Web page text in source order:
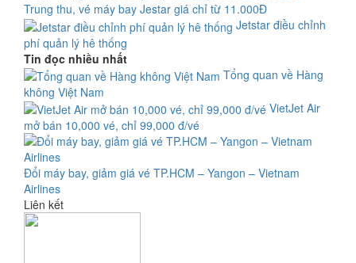
Trung thu, vé máy bay Jestar giá chỉ từ 11.000Đ
Jetstar điều chỉnh
phí quản lý hê thống
Tin đọc nhiều nhất
Tổng quan về Hàng
không Việt Nam
VietJet Air
mở bán 10,000 vé, chỉ 99,000 đ/vé
Đổi máy bay, giảm giá vé TP.HCM – Yangon – Vietnam
Airlines
Liên kết